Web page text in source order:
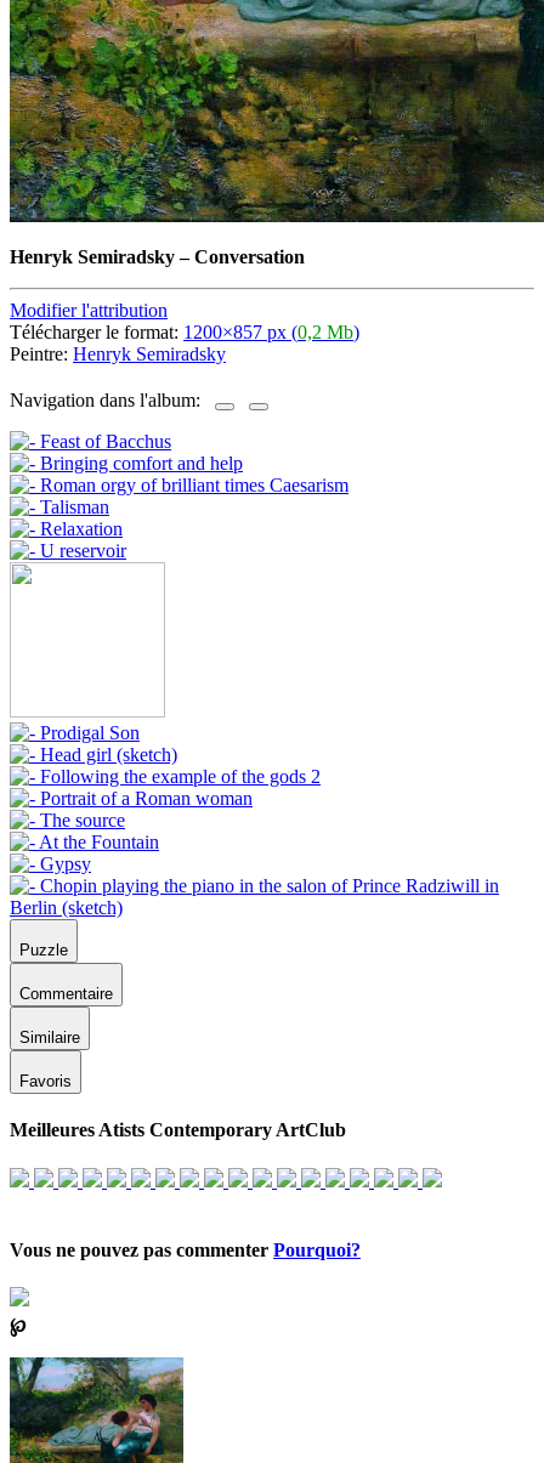
Henryk Semiradsky–Conversation
Modifier l'attribution
Télécharger le format: 1200×857 px (0,2 Mb)
Peintre: Henryk Semiradsky
Navigation dans l'album:
Puzzle
Commentaire
Similaire
Favoris
Meilleures Atists Contemporary ArtClub
Vous ne pouvez pas commenter Pourquoi?
℘